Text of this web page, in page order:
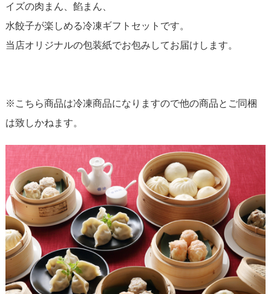
イズの肉まん、餡まん、
水餃子が楽しめる冷凍ギフトセットです。
当店オリジナルの包装紙でお包みしてお届けします。
※こちら商品は冷凍商品になりますので他の商品とご同梱
は致しかねます。